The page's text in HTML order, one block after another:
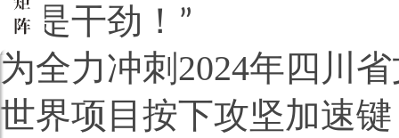
都是干劲！ ”
为全力冲刺 2024年四川
世界项目按下攻坚加速